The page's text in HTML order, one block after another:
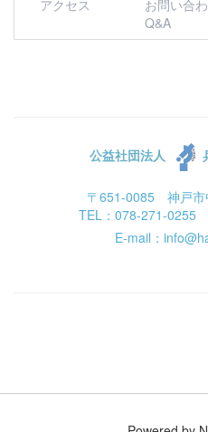
アクセス
お問い合わ
Q&A
公益社団法人
〒651-0085 神戸市
TEL：078-271-0255
E-mail：